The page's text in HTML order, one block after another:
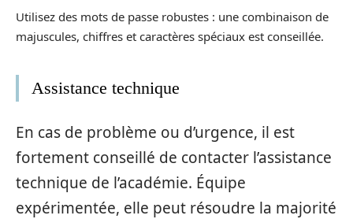
Utilisez des mots de passe robustes : une combinaison de
majuscules, chiffres et caractères spéciaux est conseillée.
Assistance technique
En cas de problème ou d’urgence, il est
fortement conseillé de contacter l’assistance
technique de l’académie. Équipe
expérimentée, elle peut résoudre la majorité